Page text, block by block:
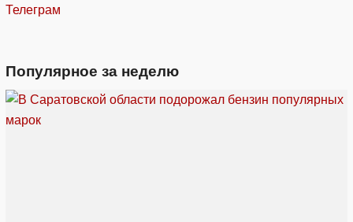
Телеграм
Популярное за неделю